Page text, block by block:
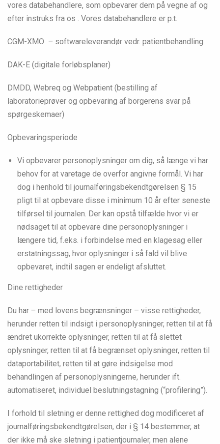
vores databehandlere, som opbevarer dem på vegne af og
efter instruks fra os . Vores databehandlere er p.t.
CGM-XMO – softwareleverandør vedr. patientbehandling
DAK-E (digitale forløbsplaner)
DMDD, Webreq og Webpatient (bestilling af
laboratorieprøver og opbevaring af borgerens svar på
spørgeskemaer)
Opbevaringsperiode
Vi opbevarer personoplysninger om dig, så længe vi har
behov for at varetage de overfor angivne formål. Vi har
dog i henhold til journalføringsbekendtgørelsen § 15
pligt til at opbevare disse i minimum 10 år efter seneste
tilførsel til journalen. Der kan opstå tilfælde hvor vi er
nødsaget til at opbevare dine personoplysninger i
længere tid, f.eks. i forbindelse med en klagesag eller
erstatningssag, hvor oplysninger i så fald vil blive
opbevaret, indtil sagen er endeligt afsluttet.
Dine rettigheder
Du har – med lovens begrænsninger – visse rettigheder,
herunder retten til indsigt i personoplysninger, retten til at få
ændret ukorrekte oplysninger, retten til at få slettet
oplysninger, retten til at få begrænset oplysninger, retten til
dataportabilitet, retten til at gøre indsigelse mod
behandlingen af personoplysningerne, herunder ift.
automatiseret, individuel beslutningstagning (“profilering”).
I forhold til sletning er denne rettighed dog modificeret af
journalføringsbekendtgørelsen, der i § 14 bestemmer, at
der ikke må ske sletning i patientjournaler, men alene